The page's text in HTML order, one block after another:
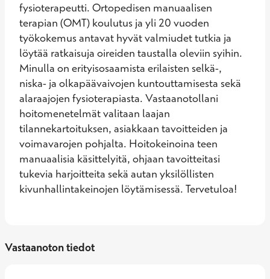
fysioterapeutti. Ortopedisen manuaalisen
terapian (OMT) koulutus ja yli 20 vuoden
työkokemus antavat hyvät valmiudet tutkia ja
löytää ratkaisuja oireiden taustalla oleviin syihin.
Minulla on erityisosaamista erilaisten selkä-,
niska- ja olkapäävaivojen kuntouttamisesta sekä
alaraajojen fysioterapiasta. Vastaanotollani
hoitomenetelmät valitaan laajan
tilannekartoituksen, asiakkaan tavoitteiden ja
voimavarojen pohjalta. Hoitokeinoina teen
manuaalisia käsittelyitä, ohjaan tavoitteitasi
tukevia harjoitteita sekä autan yksilöllisten
kivunhallintakeinojen löytämisessä. Tervetuloa!
Vastaanoton tiedot